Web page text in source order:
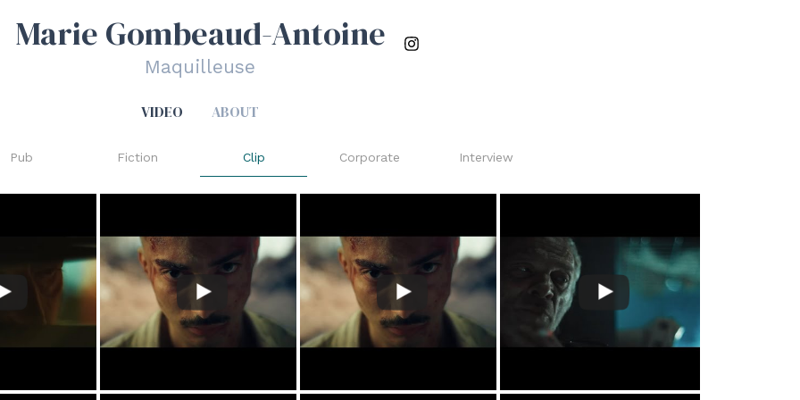
Marie Gombeaud-Antoine
Maquilleuse
VIDEO ABOUT
Pub Fiction Clip Corporate Interview